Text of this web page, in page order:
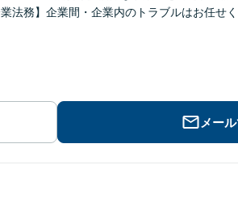
務】企業間・企業内のトラブルはお任せく
メー